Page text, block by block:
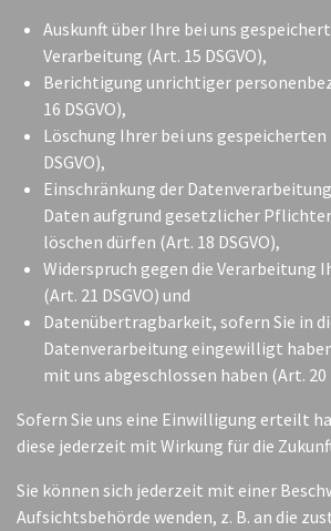
Auskunft über Ihre bei uns
Verarbeitung (Art. 15 DSGVO),
Berichtigung unrichtiger
16 DSGVO),
Löschung Ihrer bei uns
DSGVO),
Einschränkung der
Daten aufgrund gesetzlicher
löschen dürfen (Art. 18 DSGVO),
Widerspruch gegen die Verarbeitung
(Art. 21 DSGVO) und
Datenübertragbarkeit, sofern Sie in
Datenverarbeitung eingewilligt
mit uns abgeschlossen haben (Art. 20
Sofern Sie uns eine Einwilligung erteilt
diese jederzeit mit Wirkung für die
Sie können sich jederzeit mit einer
Aufsichtsbehörde wenden, z. B. an die